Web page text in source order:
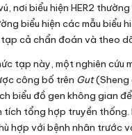
nơi biểu hiện HER2
biểu hiện các mẫu biểu
cả chẩn đoán và theo
tạp này, một nghiên cứu
công bố trên Gut(Sheng
biểu đồ gen không gian
tích tổng hợp truyền thống.
hợp với bệnh nhân trước